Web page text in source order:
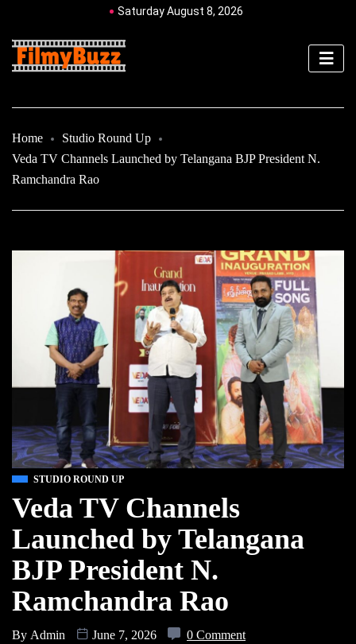
Saturday August 8, 2026
Home
Studio Round Up
Veda TV Channels Launched by Telangana BJP President N.
Ramchandra Rao
STUDIO ROUND UP
Veda TV Channels
Launched by Telangana
BJP President N.
Ramchandra Rao
By Admin June 7, 2026 0 Comment